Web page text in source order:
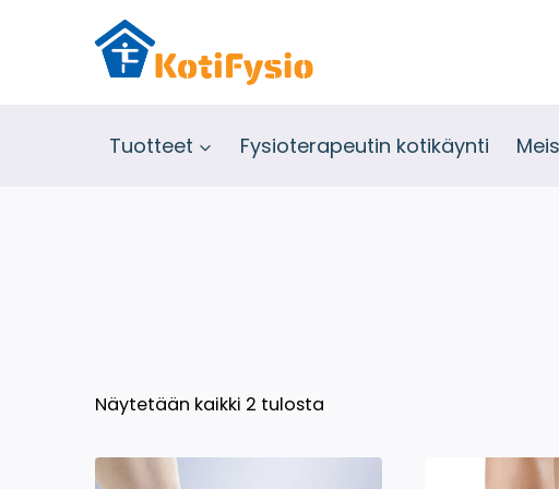
Tuotteet Fysioterapeutin kotikäynti
Näytetään kaikki 2 tulosta